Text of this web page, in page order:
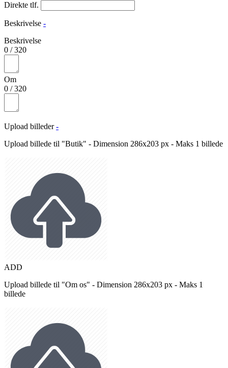
Direkte tlf.
Beskrivelse -
Beskrivelse
0 /320
Om
0 /320
Upload billeder -
Upload billede til "Butik" - Dimension 286x203 px - Maks 1 billede
ADD
Upload billede til "Om os" - Dimension 286x203 px - Maks 1
billede